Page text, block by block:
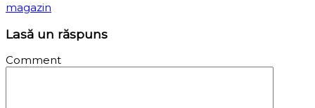
magazin
Lasă un răspuns
Comment